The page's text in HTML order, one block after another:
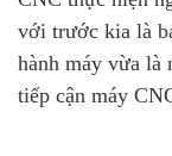
với trước kia là
hành máy vừa là
tiếp cận máy